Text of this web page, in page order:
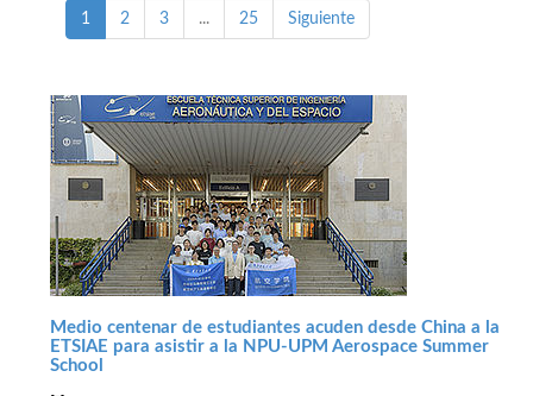
1 2 3 ... 25 Siguiente
Medio centenar de estudiantes acuden desde China a la
ETSIAE para asistir a la NPU-UPM Aerospace Summer
School